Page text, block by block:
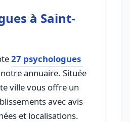
à Saint-
27 psychologues
annuaire. Située
ville vous offre un
avec avis
et localisations.